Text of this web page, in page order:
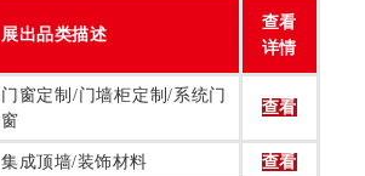
展出品类描述
查看
详情
门窗定制/门墙柜定制/系统门
窗
查看
集成顶墙/装饰材料 查看